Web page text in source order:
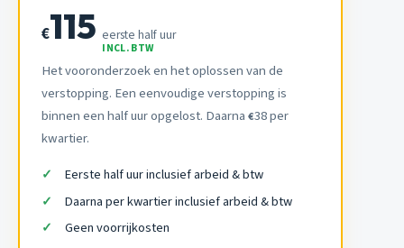
€115 eerste half uur
INCL. BTW
Het vooronderzoek en het oplossen van de
verstopping. Een eenvoudige verstopping is
binnen een half uur opgelost. Daarna €38 per
kwartier.
Eerste half uur inclusief arbeid & btw
Daarna per kwartier inclusief arbeid & btw
Geen voorrijkosten